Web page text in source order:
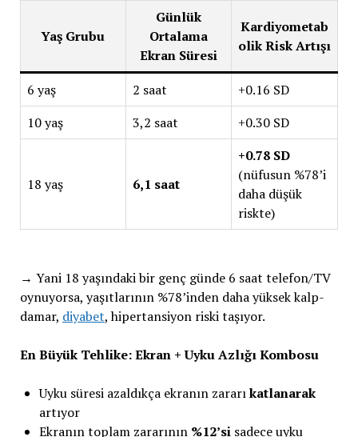
Yaş Grubu
Günlük
Ortalama
Ekran Süresi
Kardiyometab
olik Risk Artışı
6 yaş 2 saat
+0.16 SD
10 yaş
3,2 saat +0.30 SD
18 yaş 6,1 saat
+0.78 SD
(nüfusun %78’i
daha düşük
riskte)
→ Yani 18 yaşındaki bir genç günde 6 saat telefon/TV
oynuyorsa, yaşıtlarının %78’inden daha yüksek kalp-
damar, diyabet, hipertansiyon riski taşıyor.
En Büyük Tehlike: Ekran + Uyku Azlığı Kombosu
Uyku süresi azaldıkça ekranın zararıkatlanarak
artıyor
Ekranın toplam zararının %12’sisadece uyku